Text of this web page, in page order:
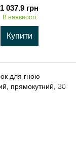
1 037.9 грн
В наявності
Купити